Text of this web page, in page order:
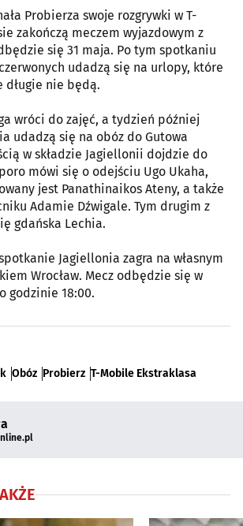
Probierza swoje rozgrywki w T-
zakończą meczem wyjazdowym z
się 31 maja. Po tym spotkaniu
udadzą się na urlopy, które
długie nie będą.
wróci do zajęć, a tydzień później
udadzą się na obóz do Gutowa
w składzie Jagiellonii dojdzie do
mówi się o odejściu Ugo Ukaha,
jest Panathinaikos Ateny, a także
Adamie Dźwigale. Tym drugim z
gdańska Lechia.
Jagiellonia zagra na własnym
Wrocław. Mecz odbędzie się w
godzinie 18:00.
Obóz Probierz T-Mobile Ekstraklasa